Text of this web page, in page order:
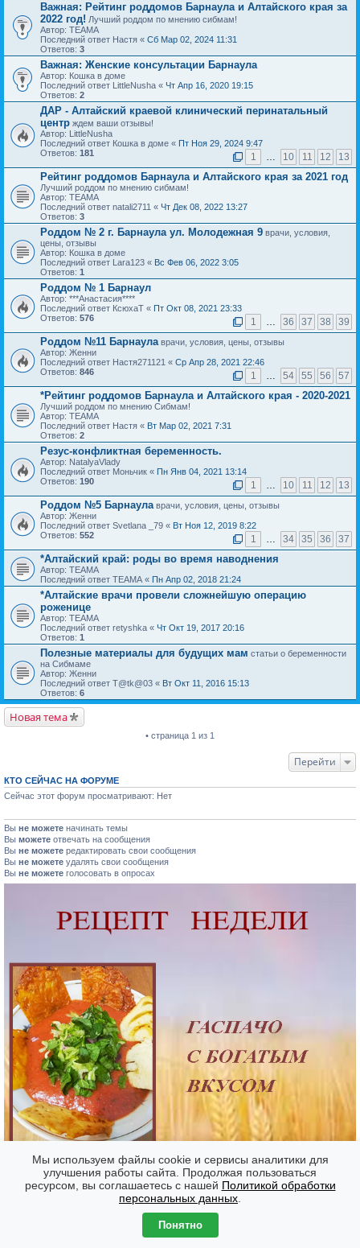
Важная: Рейтинг роддомов Барнаула и Алтайского края за
2022 год! Лучший роддом по мнению сибмам!
Автор: ТЕАМА
Последний ответ Настя « Сб Мар 02, 2024 11:31
Ответов: 3
Важная: Женские консультации Барнаула
Автор: Кошка в доме
Последний ответ LittleNusha « Чт Апр 16, 2020 19:15
Ответов: 2
ДАР - Алтайский краевой клинический перинатальный
центр ждем ваши отзывы!
Автор: LittleNusha
Последний ответ Кошка в доме « Пт Ноя 29, 2024 9:47
Ответов: 181 1 … 10 11 12 13
Рейтинг роддомов Барнаула и Алтайского края за 2021 год
Лучший роддом по мнению сибмам!
Автор: ТЕАМА
Последний ответ natali2711 « Чт Дек 08, 2022 13:27
Ответов: 3
Роддом № 2 г. Барнаула ул. Молодежная 9 врачи, условия,
цены, отзывы
Автор: Кошка в доме
Последний ответ Lara123 « Вс Фев 06, 2022 3:05
Ответов: 1
Роддом № 1 Барнаул
Автор: ***Анастасия****
Последний ответ КсюхаТ « Пт Окт 08, 2021 23:33
Ответов: 576 1 … 36 37 38 39
Роддом №11 Барнаула врачи, условия, цены, отзывы
Автор: Женни
Последний ответ Настя271121 « Ср Апр 28, 2021 22:46
Ответов: 846 1 … 54 55 56 57
*Рейтинг роддомов Барнаула и Алтайского края - 2020-2021
Лучший роддом по мнению Сибмам!
Автор: ТЕАМА
Последний ответ Настя « Вт Мар 02, 2021 7:31
Ответов: 2
Резус-конфликтная беременность.
Автор: NatalyaVlady
Последний ответ Моньчик « Пн Янв 04, 2021 13:14
Ответов: 190 1 … 10 11 12 13
Роддом №5 Барнаула врачи, условия, цены, отзывы
Автор: Женни
Последний ответ Svetlana _79 « Вт Ноя 12, 2019 8:22
Ответов: 552 1 … 34 35 36 37
*Алтайский край: роды во время наводнения
Автор: ТЕАМА
Последний ответ ТЕАМА « Пн Апр 02, 2018 21:24
*Алтайские врачи провели сложнейшую операцию
роженице
Автор: ТЕАМА
Последний ответ retyshka « Чт Окт 19, 2017 20:16
Ответов: 1
Полезные материалы для будущих мам статьи о беременности
на Сибмаме
Автор: Женни
Последний ответ T@tk@03 « Вт Окт 11, 2016 15:13
Ответов: 6
Новая тема
• страница 1 из 1
Перейти
КТО СЕЙЧАС НА ФОРУМЕ
Сейчас этот форум просматривают: Нет
Вы не можете начинать темы
Вы можете отвечать на сообщения
Вы не можете редактировать свои сообщения
Вы не можете удалять свои сообщения
Вы не можете голосовать в опросах
Часовой пояс: GMT + 7
phpBB ® Forum Software © phpBB Limited
Мы используем файлы cookie и сервисы аналитики для
улучшения работы сайта. Продолжая пользоваться
ресурсом, вы соглашаетесь с нашей Политикой обработки
персональных данных
Понятно